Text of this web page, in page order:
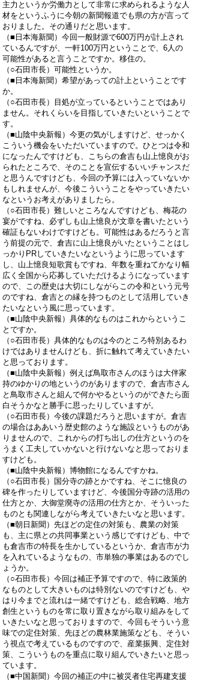
主力というか労働力として非常に求められるような人
材をというふうに今朝の新聞報道でも県の方が言って
おりました。その通りだと思います。
（■日本海新聞）今回一般財源で600万円が計上され
ているんですが、一軒100万円ということで、6人の
可能性があると言うことですか。移住の。
（○石田市長）可能性というか。
（■日本海新聞）希望があっての計上ということです
か。
（○石田市長）目処が立っているということではあり
ません。それくらいを目指していきたいということで
す。
（■山陰中央新報）今更の気がしますけど、せっかく
こういう機会をいただいていますので。ひとつは令和
になったんですけども、こちらの倉吉も山上憶良がお
られたところで、そのことを宣伝するいいチャンスだ
と思うんですけども、今回の予算には入っていないか
もしれませんが、今後こういうことをやっていきたい
なというお考えがありましたら。
（○石田市長）難しいところなんですけども、梅花の
宴がですね、必ずしも山上憶良が文章を書いたという
確証もないわけですけども。可能性はあるだろうと言
う前提の元で、倉吉に山上憶良がいたということはし
っかりPRしていきたいなというように思っています
し、山上憶良短歌賞もですね、年数を重ねてかなり幅
広く全国から応募していただけるようになっています
ので、この歴史は大切にしながらこの令和という元号
のですね、倉吉との縁を持つものとして活用していき
たいなという風に思っています。
（■山陰中央新報）具体的なものはこれからというこ
とですか。
（○石田市長）具体的なものは今のところ特別あるわ
けではありませんけども、折に触れて考えていきたい
と思っております。
（■山陰中央新報）例えば鳥取市さんのほうは大伴家
持のゆかりの地というのがありますので、倉吉市さん
と鳥取市さんと組んで何かやるというのができたら面
白そうかなと勝手に思ったりしていますが。
（○石田市長）今後の課題だろうと思いますが。倉吉
の場合はああいう歴史館のような施設というものがあ
りませんので、これからの打ち出しの仕方というのを
うまく工夫していかないと行けないなと思っておりま
すけども。
（■山陰中央新報）博物館になるんですかね。
（○石田市長）国分寺の跡とかですね、そこに憶良の
碑を作ったりしていますけど、今後国分寺跡の活用の
仕方とか、大御堂廃寺の活用の仕方とか、そういった
ものとも関連しながら考えていきたいなと思います。
（■朝日新聞）先ほどの定住の対策も、農業の対策
も、主に県との共同事業という感じですけども、中で
も倉吉市の特長を生かしているというか、倉吉市が力
を入れているようなもの、市単独の事業はあるのでし
ょうか。
（○石田市長）今回は補正予算ですので、特に政策的
なものとして大きいものは特別ないのですけども、や
はり今までと流れは一緒ですけども、総合戦略、地方
創生というものを常に取り置きながら取り組みをして
いきたいなと思っておりますので、今回もそういう意
味での定住対策、先ほどの農林業施策なども、そうい
う視点で考えているものですので、産業振興、定住対
策、こういうものを重点に取り組んでいきたいと思っ
ています。
（■中国新聞）今回の補正の中に被災者住宅再建支援